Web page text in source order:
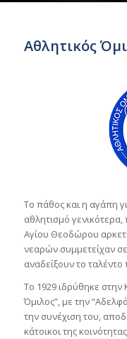
Αθλητικός
Το πάθος και η αγάπη
αθλητισμό
Αγίου Θεοδώρου
νεαρών συμμετείχαν
αναδείξουν το ταλέντο
Το 1929 ιδρύθηκε στην
Όμιλος”, με την
την συνέχιση του,
κάτοικοι της